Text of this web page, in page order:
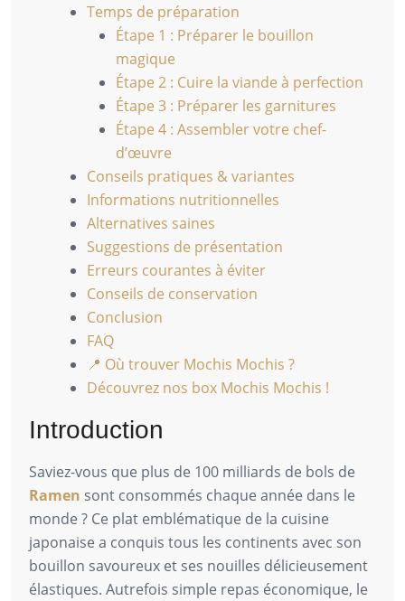
Temps de préparation
Étape 1 : Préparer le bouillon
magique
Étape 2 : Cuire la viande à perfection
Étape 3 : Préparer les garnitures
Étape 4 : Assembler votre chef-
d’œuvre
Conseils pratiques & variantes
Informations nutritionnelles
Alternatives saines
Suggestions de présentation
Erreurs courantes à éviter
Conseils de conservation
Conclusion
FAQ
📍 Où trouver Mochis Mochis ?
Découvrez nos box Mochis Mochis !
Introduction
Saviez-vous que plus de 100 milliards de bols de
Ramen sont consommés chaque année dans le
monde ? Ce plat emblématique de la cuisine
japonaise a conquis tous les continents avec son
bouillon savoureux et ses nouilles délicieusement
élastiques. Autrefois simple repas économique, le